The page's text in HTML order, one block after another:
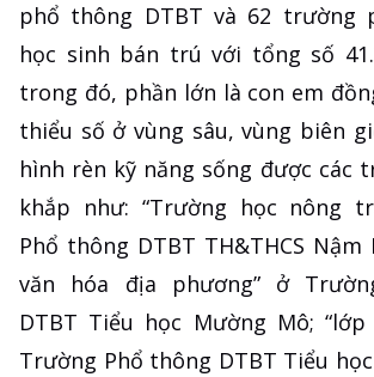
phổ thông DTBT và 62 trường
học sinh bán trú với tổng số
trong đó, phần lớn là con em
thiểu số ở vùng sâu, vùng biên
hình rèn kỹ năng sống được các
khắp như: “Trường học nông
Phổ thông DTBT TH&THCS Nậm
văn hóa địa phương” ở
DTBT Tiểu học Mường Mô;
Trường Phổ thông DTBT Tiểu